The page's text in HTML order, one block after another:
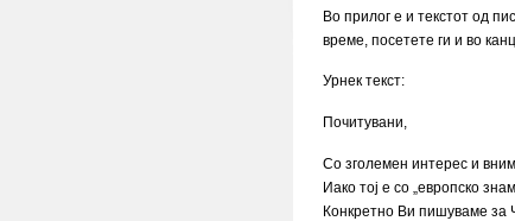
Во прилог е и текстот од
време, посетете ги и во
Урнек текст:
Почитувани,
Со зголемен интерес и
Иако тој е со „европско
Конкретно Ви пишуваме за